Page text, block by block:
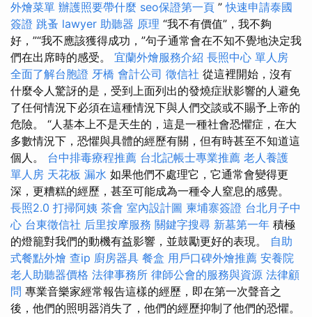
外燴菜單 辦護照要帶什麼 seo保證第一頁 ”快速申請泰國
簽證 跳蚤 lawyer 助聽器 原理 “我不有價值”，我不夠
好，”“我不應該獲得成功，”句子通常會在不知不覺地決定我
們在出席時的感受。 宜蘭外燴服務介紹 長照中心 單人房
全面了解台胞證 牙橋 會計公司 徵信社 從這裡開始，沒有
什麼令人驚訝的是，受到上面列出的發燒症狀影響的人避免
了任何情況下必須在這種情況下與人們交談或不賜予上帝的
危險。 “人基本上不是天生的，這是一種社會恐懼症，在大
多數情況下，恐懼與具體的經歷有關，但有時甚至不知道這
個人。 台中排毒療程推薦 台北記帳士專業推薦 老人養護
單人房 天花板 漏水 如果他們不處理它，它通常會變得更
深，更糟糕的經歷，甚至可能成為一種令人窒息的感覺。
長照2.0 打掃阿姨 茶會 室內設計圖 柬埔寨簽證 台北月子中
心 台東徵信社 后里按摩服務 關鍵字搜尋 新墓第一年 積極
的燈籠對我們的動機有益影響，並鼓勵更好的表現。 自助
式餐點外燴 查ip 廚房器具 餐盒 用戶口碑外燴推薦 安養院
老人助聽器價格 法律事務所 律師公會的服務與資源 法律顧
問 專業音樂家經常報告這樣的經歷，即在第一次聲音之
後，他們的照明器消失了，他們的經歷抑制了他們的恐懼。